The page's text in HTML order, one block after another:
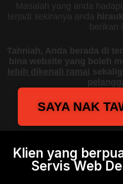
Masalah yang anda
terjadi sekiranya anda
berikan
Tahniah, Anda berada di
bina website yang boleh
lebih dikenali ramai
SAYA NAK
Klien yang
Servis Web